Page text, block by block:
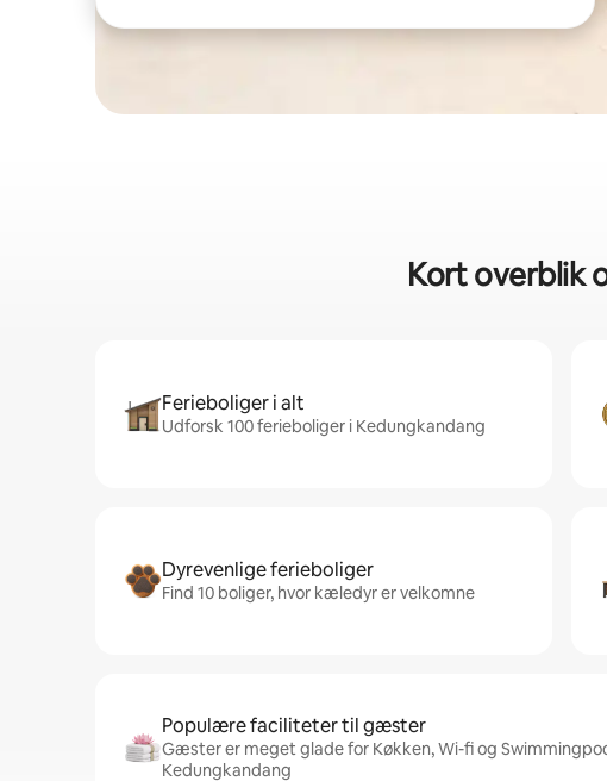
Kort overblik
Ferieboliger i alt
Udforsk 100 ferieboliger i Kedungkandang
Dyrevenlige ferieboliger
Find 10 boliger, hvor kæledyr er velkomne
Populære faciliteter til gæster
Gæster er meget glade for Køkken, Wi-fi og
Kedungkandang